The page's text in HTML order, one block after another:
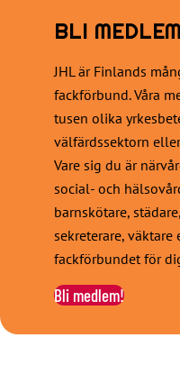
BLI
JHL är Finlands
fackförbund. Våra
tusen olika
välfärdssektorn
Vare sig du är
social- och
barnskötare,
sekreterare,
fackförbundet för
Bli medlem!